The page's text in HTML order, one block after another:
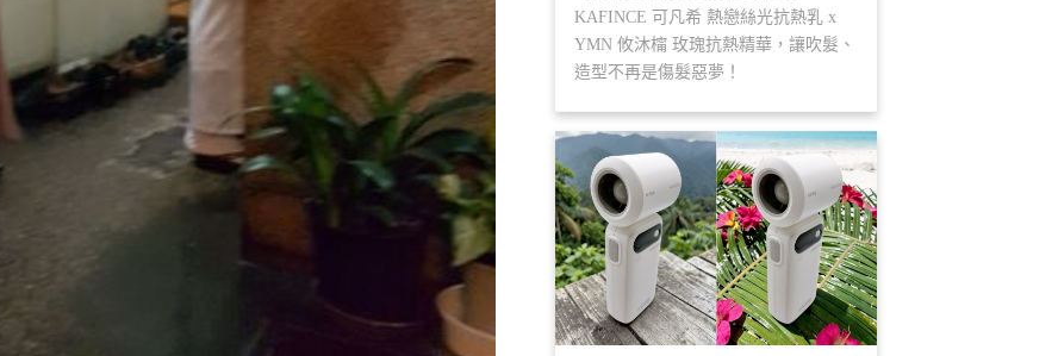
KAFINCE 可凡希 熱戀絲光抗熱乳 x
YMN 攸沐橣 玫瑰抗熱精華，讓吹髮、
造型不再是傷髮惡夢！